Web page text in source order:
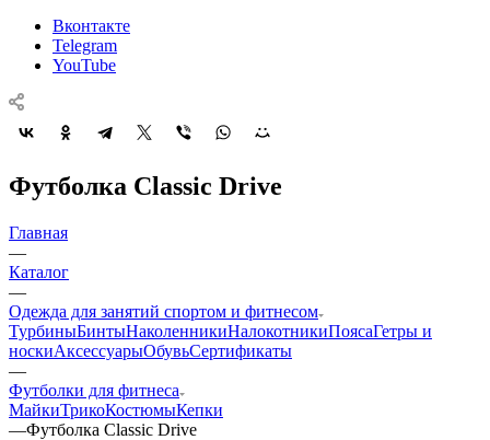
Вконтакте
Telegram
YouTube
Футболка Classic Drive
Главная
—
Каталог
—
Одежда для занятий спортом и фитнесом
ТурбиныБинтыНаколенникиНалокотникиПоясаГетры и
носкиАксессуарыОбувьСертификаты
—
Футболки для фитнеса
МайкиТрикоКостюмыКепки
—Футболка Classic Drive